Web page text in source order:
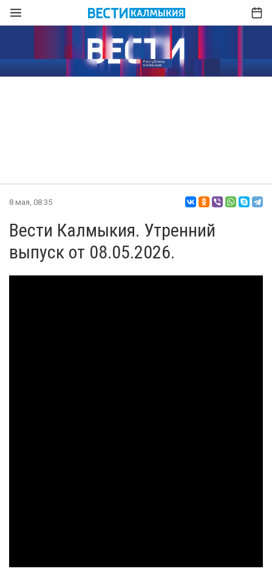
8 мая, 08:35
Вести Калмыкия. Утренний
выпуск от 08.05.2026.